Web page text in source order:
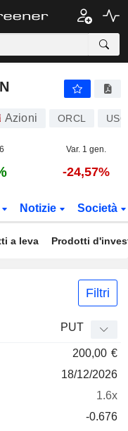
Azioni ORCL
Var. 1 gen.
-24,57%
Notizie Società
a leva Prodotti
Filtri
Delta
Parità
PUT
200,00 €
18/12/2026
1.6x
-0.676